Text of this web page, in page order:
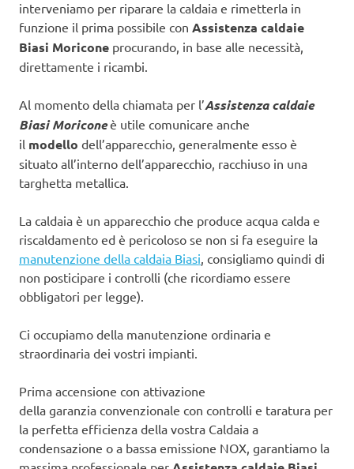
interveniamo per riparare la caldaia e rimetterla in
funzione il prima possibile con Assistenza caldaie
Biasi Moricone procurando, in base alle necessità,
direttamente i ricambi.
Al momento della chiamata per l’Assistenza caldaie
Biasi Moriconeè utile comunicare anche
il modello dell’apparecchio, generalmente esso è
situato all’interno dell’apparecchio, racchiuso in una
targhetta metallica.
La caldaia è un apparecchio che produce acqua calda e
riscaldamento ed è pericoloso se non si fa eseguire la
manutenzione della caldaia Biasi , consigliamo quindi di
non posticipare i controlli (che ricordiamo essere
obbligatori per legge).
Ci occupiamo della manutenzione ordinaria e
straordinaria dei vostri impianti.
Prima accensione con attivazione
della garanzia convenzionale con controlli e taratura per
la perfetta efficienza della vostra Caldaia a
condensazione o a bassa emissione NOX, garantiamo la